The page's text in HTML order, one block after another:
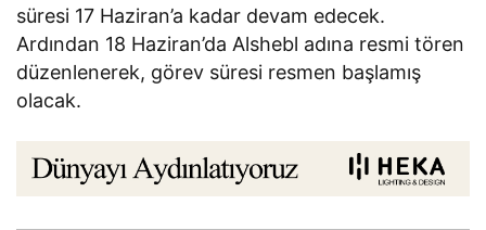
süresi 17 Haziran’a kadar devam edecek.
Ardından 18 Haziran’da Alshebl adına resmi tören
düzenlenerek, görev süresi resmen başlamış
olacak.